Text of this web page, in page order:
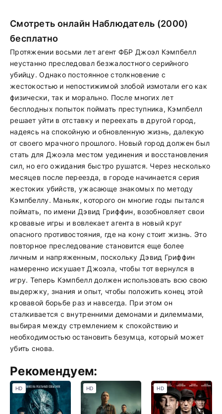
Смотреть онлайн Наблюдатель (2000)
бесплатно
Протяжении восьми лет агент ФБР Джоэл Кэмпбелл
неустанно преследовал безжалостного серийного
убийцу. Однако постоянное столкновение с
жестокостью и непостижимой злобой измотали его как
физически, так и морально. После многих лет
бесплодных попыток поймать преступника, Кэмпбелл
решает уйти в отставку и переехать в другой город,
надеясь на спокойную и обновленную жизнь, далекую
от своего мрачного прошлого. Новый город должен был
стать для Джоэла местом уединения и восстановления
сил, но его ожидания быстро рушатся. Через несколько
месяцев после переезда, в городе начинается серия
жестоких убийств, ужасающе знакомых по методу
Кэмпбеллу. Маньяк, которого он многие годы пытался
поймать, по имени Дэвид Гриффин, возобновляет свои
кровавые игры и вовлекает агента в новый круг
опасного противостояния, где на кону стоит жизнь. Это
повторное преследование становится еще более
личным и напряженным, поскольку Дэвид Гриффин
намеренно искушает Джоэла, чтобы тот вернулся в
игру. Теперь Кэмпбелл должен использовать всю свою
выдержку, знания и опыт, чтобы положить конец этой
кровавой борьбе раз и навсегда. При этом он
сталкивается с внутренними демонами и дилеммами,
выбирая между стремлением к спокойствию и
необходимостью остановить безумца, который может
убить снова.
Рекомендуем:
HD HD HD